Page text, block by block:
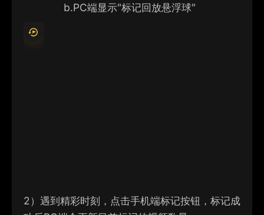
b.PC端显示"标记回放悬浮球"
2） 遇到精彩时刻，点击手机端标记按钮，标记成